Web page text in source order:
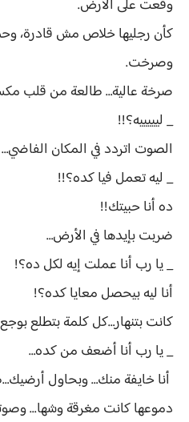
وقعت على الأرض.
كأن رجليها خلاص مش قادرة،
وصرخت.
صرخة عالية… طالعة من قلب
_ ليييييه؟!!
الصوت اتردد في المكان الفاضي…
_ ليه تعمل فيا كده؟!!
ده أنا حبيتك!!
ضربت بإيدها في الأرض…
_ يا رب أنا عملت إيه لكل ده؟!
أنا ليه بيحصل معايا كده؟!
كانت بتنهار…كل كلمة بتطلع
_ يا رب أنا أضعف من كده…
أنا خايفة منك… وبحاول
دموعها كانت مغرقة وشها...